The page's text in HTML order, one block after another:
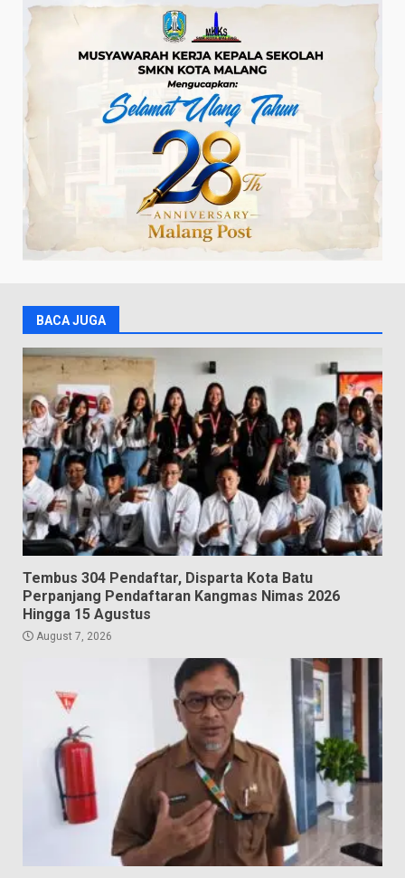
BACA JUGA
Tembus 304 Pendaftar, Disparta Kota Batu
Perpanjang Pendaftaran Kangmas Nimas 2026
Hingga 15 Agustus
August 7, 2026